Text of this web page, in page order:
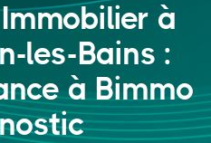
à
les-Bains :
à Bimmo